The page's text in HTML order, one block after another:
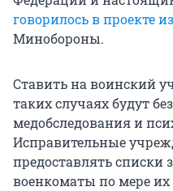
говорилось в проекте
Минобороны.
Ставить на воинский
таких случаях будут
медобследования и
Исправительные
предоставлять
военкоматы по мере